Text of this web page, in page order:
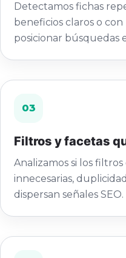
Detectamos fichas
beneficios claros o
posicionar búsquedas
03
Filtros y facetas
Analizamos si los filtros
innecesarias,
dispersan señales SEO.